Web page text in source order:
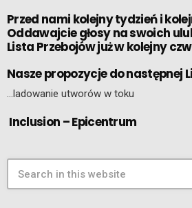
Przed nami kolejny tydzień i
Oddawajcie głosy na swoich
Lista Przebojów już w kolejny
Nasze propozycje do następnej
…ladowanie utworów w toku
Inclusion – Epicentrum